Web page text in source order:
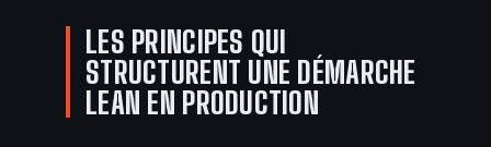
LES PRINCIPES QUI
STRUCTURENT UNE DÉMARCHE
LEAN EN PRODUCTION